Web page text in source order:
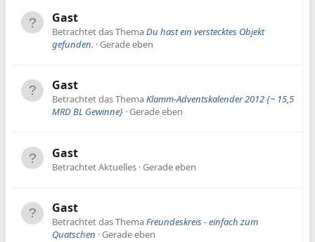
Gast
Betrachtet das ThemaDu hast ein verstecktes Objekt
gefunden. Gerade eben
Gast
Betrachtet das ThemaKlamm-Adventskalender 2012 {~ 15,5
MRD BL Gewinne} Gerade eben
Gast
Betrachtet Aktuelles Gerade eben
Gast
Betrachtet das ThemaFreundeskreis - einfach zum
Quatschen Gerade eben